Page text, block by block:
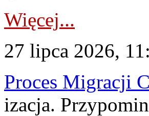
Więcej...
27 lipca 2026,
Proces Migracji
izacja.